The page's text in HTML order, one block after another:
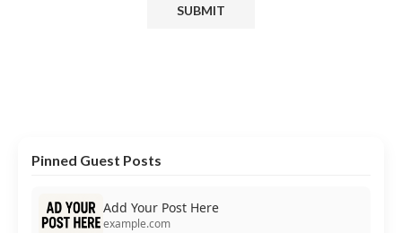
Pinned Guest Posts
Add Your Post Here
example.com